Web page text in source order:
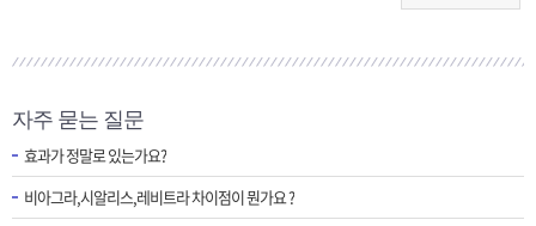
자주 묻는 질문
효과가 정말로 있는가요?
비아그라,시알리스,레비트라 차이점이 뭔가요 ?